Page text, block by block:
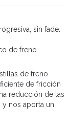
sin fade.
de freno.
de freno
de fricción
reducción de las
nos aporta un